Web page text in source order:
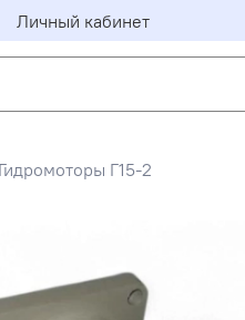
Личный кабинет
Гидромоторы Г15-2